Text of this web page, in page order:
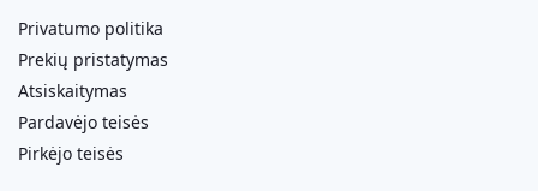
Privatumo politika
Prekių pristatymas
Atsiskaitymas
Pardavėjo teisės
Pirkėjo teisės